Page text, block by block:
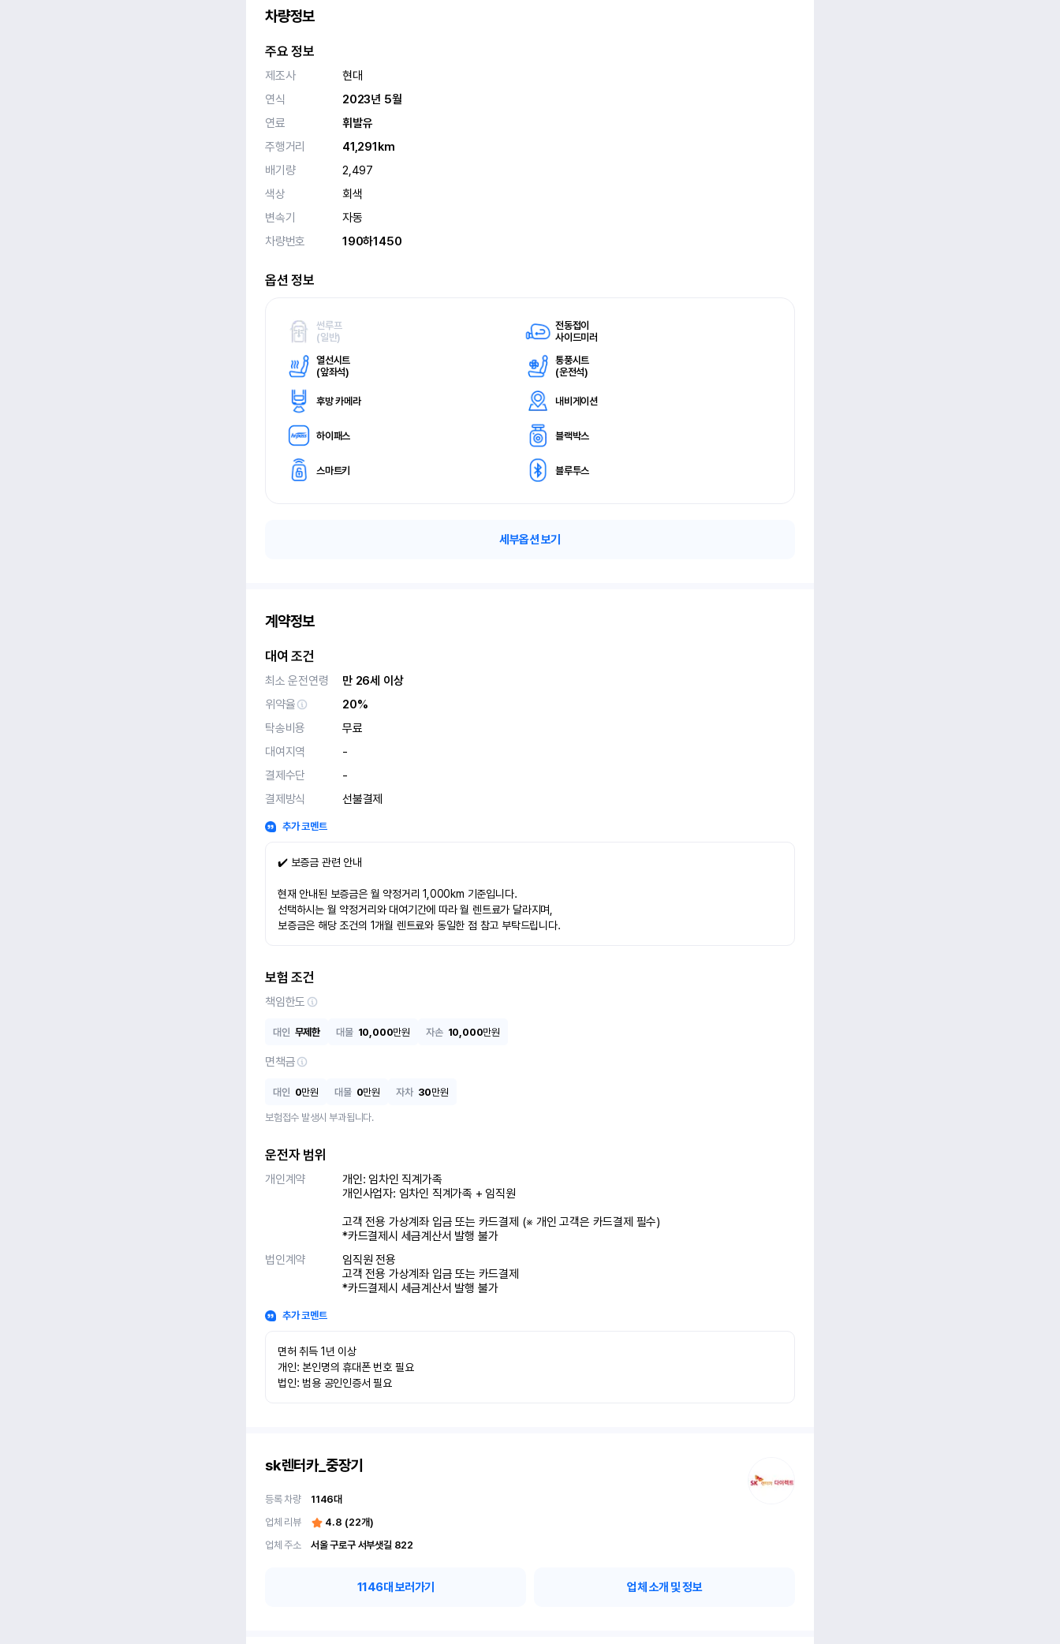
차량정보
주요 정보
제조사
현대
연식
2023년 5월
연료
휘발유
주행거리
41,291km
배기량
2,497
색상
회색
변속기
자동
차량번호
190하1450
옵션 정보
썬루프
(일반)
전동접이
사이드미러
열선시트
(앞좌석)
통풍시트
(운전석)
후방 카메라 내비게이션
하이패스 블랙박스
스마트키 블루투스
세부옵션 보기
계약정보
대여 조건
최소 운전연령
만 26세 이상
위약율
20%
탁송비용
무료
대여지역
-
결제수단
-
결제방식
선불결제
추가 코멘트
✔️ 보증금 관련 안내
현재 안내된 보증금은 월 약정거리 1,000km 기준입니다.
선택하시는 월 약정거리와 대여기간에 따라 월 렌트료가 달라지며,
보증금은 해당 조건의 1개월 렌트료와 동일한 점 참고 부탁드립니다.
보험 조건
책임한도
대인 무제한 대물 10,000만원 자손 10,000만원
면책금
대인 0만원 대물 0만원 자차 30만원
보험접수 발생시 부과됩니다.
운전자 범위
개인계약
개인: 임차인 직계가족
개인사업자: 임차인 직계가족 + 임직원
고객 전용 가상계좌 입금 또는 카드결제 (※ 개인 고객은 카드결제 필수)
*카드결제시 세금계산서 발행 불가
법인계약
임직원 전용
고객 전용 가상계좌 입금 또는 카드결제
*카드결제시 세금계산서 발행 불가
추가 코멘트
면허 취득 1년 이상
개인: 본인명의 휴대폰 번호 필요
법인: 범용 공인인증서 필요
sk렌터카_중장기
등록 차량 1146대
업체 리뷰
4.8 (22개)
업체 주소
서울 구로구 서부샛길 822
1146대 보러가기 업체 소개 및 정보